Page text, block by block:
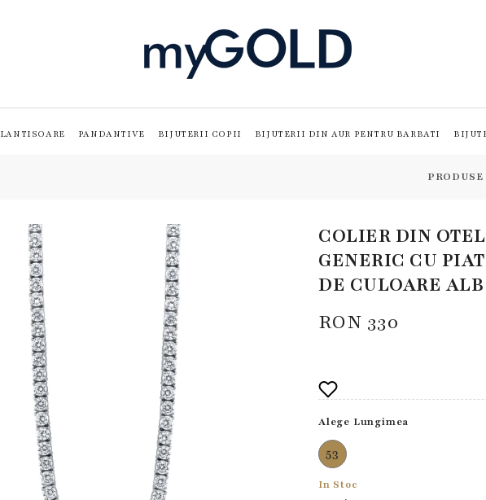
LANTISOARE PANDANTIVE BIJUTERII COPII BIJUTERII DIN AUR PENTRU BARBATI
PRODUSE
COLIER DIN
GENERIC CU
DE CULOARE ALB
RON 330
Alege Lungimea
53
In Stoc